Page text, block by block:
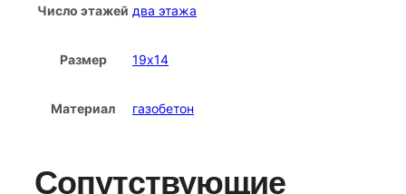
Число этажей два этажа
Размер 19х14
Материал газобетон
Сопутствующие